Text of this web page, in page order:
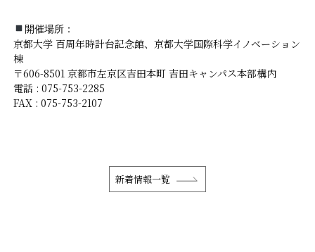
開催場所：
京都大学 百周年時計台記念館、京都大学国際科学イノベーション
棟
〒606-8501 京都市左京区吉田本町 吉田キャンパス本部構内
電話 : 075-753-2285
FAX : 075-753-2107
新着情報一覧